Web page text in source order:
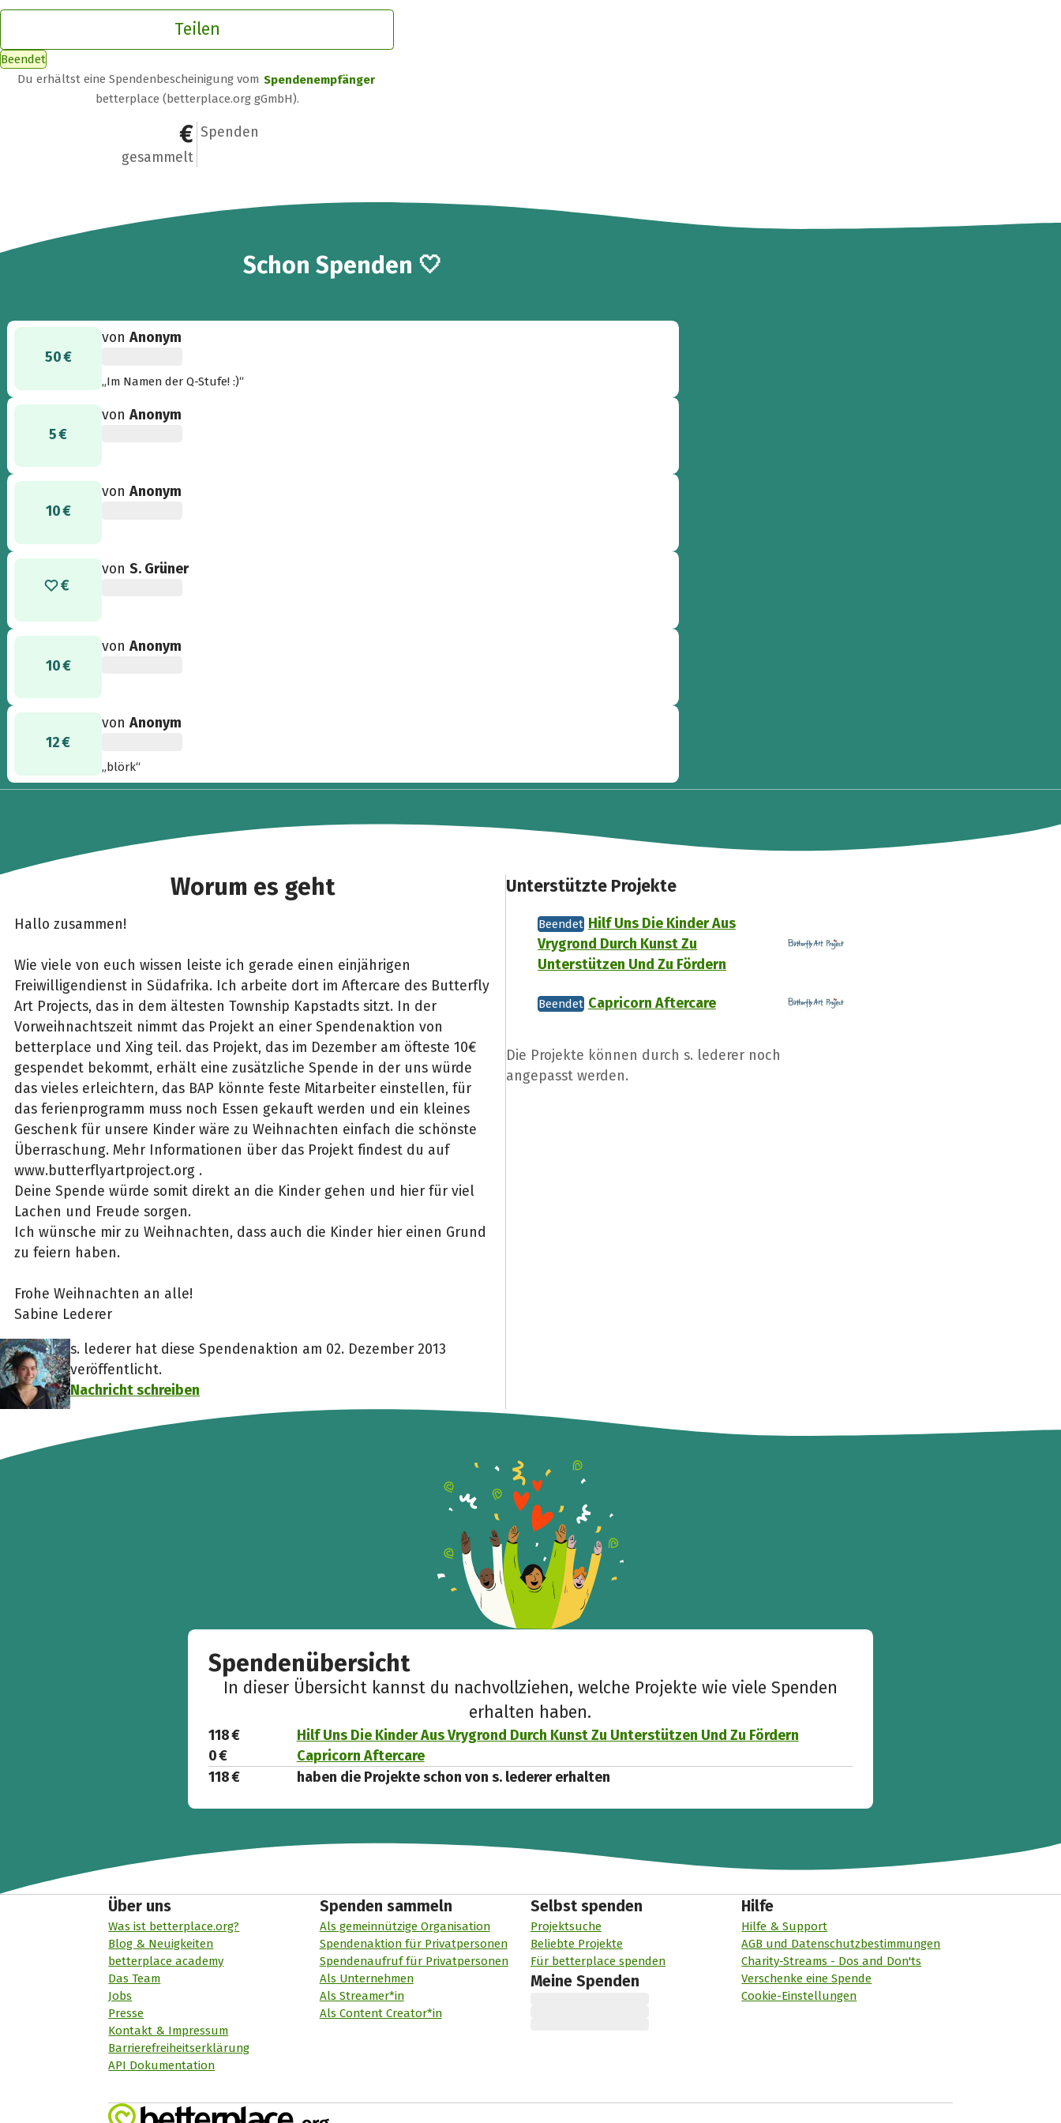
Teilen
Beendet
Du erhältst eine Spendenbescheinigung vom Spendenempfänger
betterplace (betterplace.org gGmbH).
118 €
gesammelt
8
Spenden
Schon8
Spenden 🤍
50 €
vonAnonym
„Im Namen der Q-Stufe! :)“
5 €
vonAnonym
10 €
vonAnonym
vonS. Grüner
10 €
vonAnonym
12 €
vonAnonym
„blörk“
Worum es geht
Hallo zusammen!
Wie viele von euch wissen leiste ich gerade einen einjährigen
Freiwilligendienst in Südafrika. Ich arbeite dort im Aftercare des Butterfly
Art Projects, das in dem ältesten Township Kapstadts sitzt. In der
Vorweihnachtszeit nimmt das Projekt an einer Spendenaktion von
betterplace und Xing teil. das Projekt, das im Dezember am öfteste 10€
gespendet bekommt, erhält eine zusätzliche Spende in der uns würde
das vieles erleichtern, das BAP könnte feste Mitarbeiter einstellen, für
das ferienprogramm muss noch Essen gekauft werden und ein kleines
Geschenk für unsere Kinder wäre zu Weihnachten einfach die schönste
Überraschung. Mehr Informationen über das Projekt findest du auf
www.butterflyartproject.org .
Deine Spende würde somit direkt an die Kinder gehen und hier für viel
Lachen und Freude sorgen.
Ich wünsche mir zu Weihnachten, dass auch die Kinder hier einen Grund
zu feiern haben.
Frohe Weihnachten an alle!
Sabine Lederer
s. lederer hat diese Spendenaktion am 02. Dezember 2013
veröffentlicht.
Nachricht schreiben
Unterstützte Projekte
Beendet Hilf Uns Die Kinder Aus
Vrygrond Durch Kunst Zu
Unterstützen Und Zu Fördern
Beendet Capricorn Aftercare
Die Projekte können durch s. lederer noch
angepasst werden.
Spendenübersicht
In dieser Übersicht kannst du nachvollziehen, welche Projekte wie viele Spenden
erhalten haben.
118 €
Hilf Uns Die Kinder Aus Vrygrond Durch Kunst Zu Unterstützen Und Zu Fördern
0 €
Capricorn Aftercare
118 €
haben die Projekte schon von s. lederer erhalten
Über uns
Was ist betterplace.org?
Blog & Neuigkeiten
betterplace academy
Das Team
Jobs
Presse
Kontakt & Impressum
Barrierefreiheitserklärung
API Dokumentation
Spenden sammeln
Als gemeinnützige Organisation
Spendenaktion für Privatpersonen
Spendenaufruf für Privatpersonen
Als Unternehmen
Als Streamer*in
Als Content Creator*in
Selbst spenden
Projektsuche
Beliebte Projekte
Für betterplace spenden
Meine Spenden
Hilfe
Hilfe & Support
AGB und Datenschutzbestimmungen
Charity-Streams - Dos and Don'ts
Verschenke eine Spende
Cookie-Einstellungen